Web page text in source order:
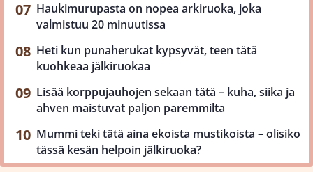
Haukimurupasta on nopea arkiruoka, joka
valmistuu 20 minuutissa
Heti kun punaherukat kypsyvät, teen tätä
kuohkeaa jälkiruokaa
Lisää korppujauhojen sekaan tätä – kuha, siika ja
ahven maistuvat paljon paremmilta
Mummi teki tätä aina ekoista mustikoista – olisiko
tässä kesän helpoin jälkiruoka?